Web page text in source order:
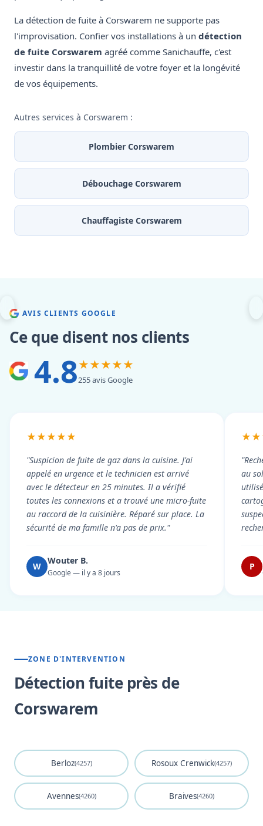
La détection de fuite à Corswarem ne supporte pas
l'improvisation. Confier vos installations à un détection
de fuite Corswarem agréé comme Sanichauffe, c'est
investir dans la tranquillité de votre foyer et la longévité
de vos équipements.
Autres services à Corswarem :
Plombier Corswarem
Débouchage Corswarem
Chauffagiste Corswarem
AVIS CLIENTS GOOGLE
Ce que disent nos clients
4.8★★★★★
255 avis Google
★★★★★
"Suspicion de fuite de gaz dans la cuisine. J'ai
appelé en urgence et le technicien est arrivé
avec le détecteur en 25 minutes. Il a vérifié
toutes les connexions et a trouvé une micro-fuite
au raccord de la cuisinière. Réparé sur place. La
sécurité de ma famille n'a pas de prix."
W
Wouter B.
Google — il y a 8 jours
au
P
ZONE D'INTERVENTION
Détection fuite près de
Corswarem
Berloz(4257) Rosoux Crenwick(4257)
Avennes(4260) Braives(4260)